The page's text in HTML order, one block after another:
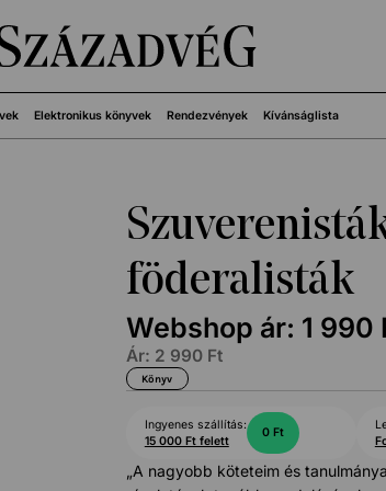
Elektronikus könyvek Rendezvények Kívánságlista
föderalisták
Webshop ár: 1 990
Ár: 2 990 Ft
Könyv
Ingyenes szállítás:
15 000 Ft felett
0 Ft
„A nagyobb köteteim és